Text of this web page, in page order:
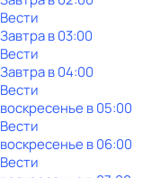
Вести
Завтра в 03:00
Вести
Завтра в 04:00
Вести
воскресенье в05:00
Вести
воскресенье в06:00
Вести